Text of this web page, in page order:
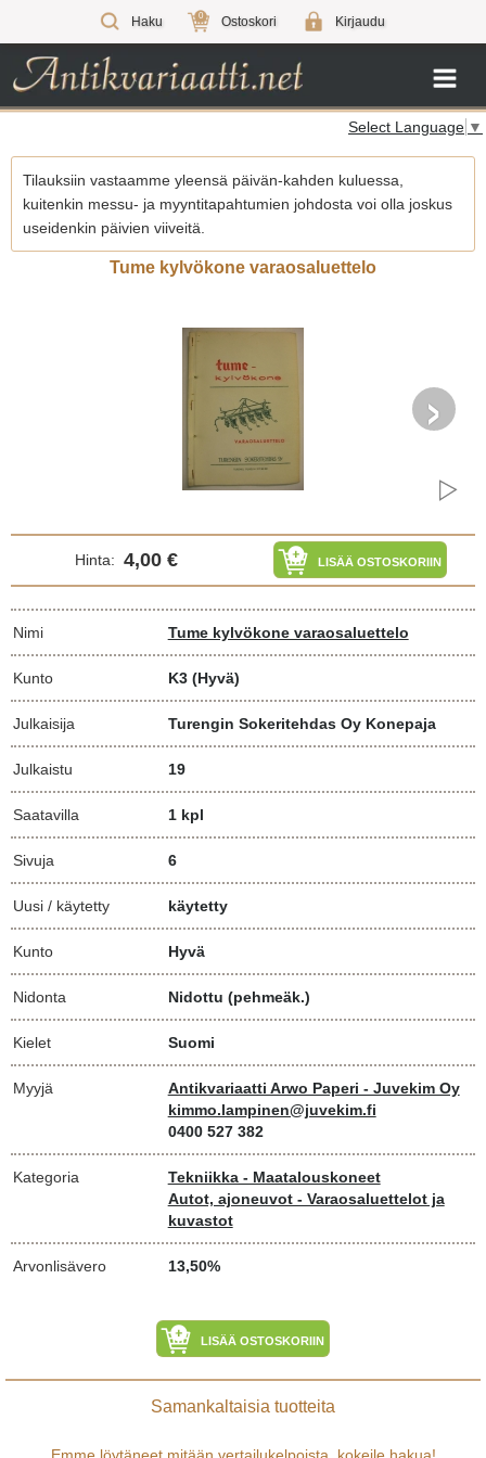
Haku 0 Ostoskori Kirjaudu
Select Language ▼
Tilauksiin vastaamme yleensä päivän-kahden kuluessa,
kuitenkin messu- ja myyntitapahtumien johdosta voi olla joskus
useidenkin päivien viiveitä.
Tume kylvökone varaosaluettelo
›
Hinta: 4,00 € LISÄÄ OSTOSKORIIN
Nimi Tume kylvökone varaosaluettelo
Kunto K3 (Hyvä)
Julkaisija Turengin Sokeritehdas Oy Konepaja
Julkaistu 19
Saatavilla 1 kpl
Sivuja 6
Uusi / käytetty käytetty
Kunto Hyvä
Nidonta Nidottu (pehmeäk.)
Kielet Suomi
Myyjä
Antikvariaatti Arwo Paperi - Juvekim Oy
kimmo.lampinen@juvekim.fi
0400 527 382
Kategoria
Tekniikka - Maatalouskoneet
Autot, ajoneuvot - Varaosaluettelot ja
kuvastot
Arvonlisävero 13,50%
LISÄÄ OSTOSKORIIN
Samankaltaisia tuotteita
Emme löytäneet mitään vertailukelpoista, kokeile hakua!